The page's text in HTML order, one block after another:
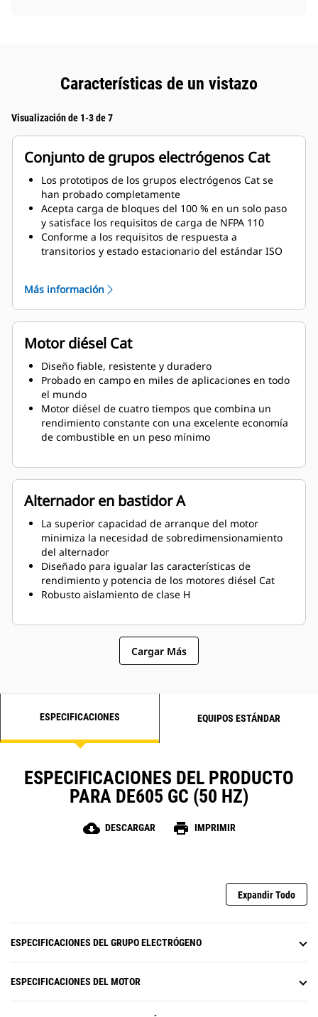
Características de un vistazo
Visualización de 1-3 de 7
Conjunto de grupos electrógenos Cat
Los prototipos de los grupos electrógenos Cat se
han probado completamente
Acepta carga de bloques del 100 % en un solo paso
y satisface los requisitos de carga de NFPA 110
Conforme a los requisitos de respuesta a
transitorios y estado estacionario del estándar ISO
Más información
Motor diésel Cat
Diseño fiable, resistente y duradero
Probado en campo en miles de aplicaciones en todo
el mundo
Motor diésel de cuatro tiempos que combina un
rendimiento constante con una excelente economía
de combustible en un peso mínimo
Alternador en bastidor A
La superior capacidad de arranque del motor
minimiza la necesidad de sobredimensionamiento
del alternador
Diseñado para igualar las características de
rendimiento y potencia de los motores diésel Cat
Robusto aislamiento de clase H
Cargar Más
ESPECIFICACIONES EQUIPOS ESTÁNDAR
ESPECIFICACIONES DEL PRODUCTO
PARA DE605 GC (50 HZ)
cloud_download DESCARGAR print IMPRIMIR
Expandir Todo
ESPECIFICACIONES DEL GRUPO ELECTRÓGENO
ESPECIFICACIONES DEL MOTOR